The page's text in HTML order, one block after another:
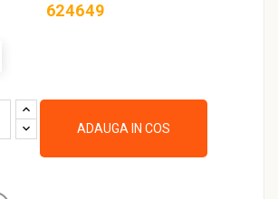
624649
ADAUGA IN COS